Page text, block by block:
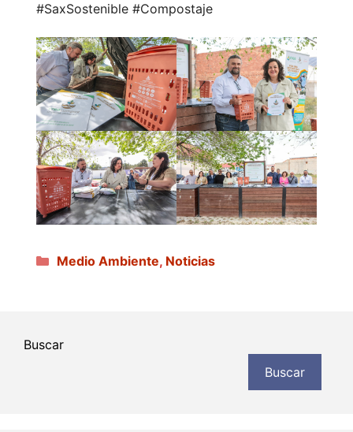
#SaxSostenible #Compostaje
Categorías
Medio Ambiente, Noticias
Buscar
Buscar